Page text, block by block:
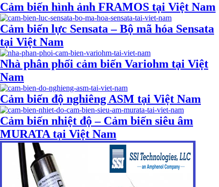
Cảm biến hình ảnh FRAMOS tại Việt Nam
Cảm biến lực Sensata – Bộ mã hóa Sensata
tại Việt Nam
Nhà phân phối cảm biến Variohm tại Việt
Nam
Cảm biến độ nghiêng ASM tại Việt Nam
Cảm biến nhiệt độ – Cảm biến siêu âm
MURATA tại Việt Nam